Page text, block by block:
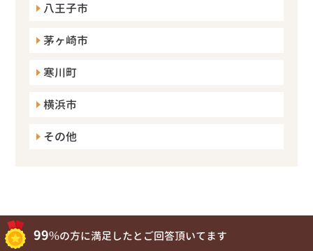
八王子市
茅ヶ崎市
寒川町
横浜市
その他
99%の方に満足したとご回答頂いてます